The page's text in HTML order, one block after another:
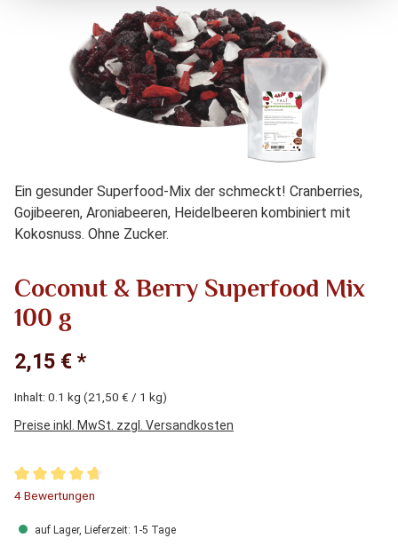
Ein gesunder Superfood-Mix der schmeckt! Cranberries,
Gojibeeren, Aroniabeeren, Heidelbeeren kombiniert mit
Kokosnuss. Ohne Zucker.
Coconut & Berry Superfood Mix
100 g
2,15 € *
Inhalt: 0.1 kg (21,50 € / 1 kg)
Preise inkl. MwSt. zzgl. Versandkosten
Durchschnittliche Bewertung von 4.75 von 5 Sternen
4 Bewertungen
auf Lager, Lieferzeit: 1-5 Tage